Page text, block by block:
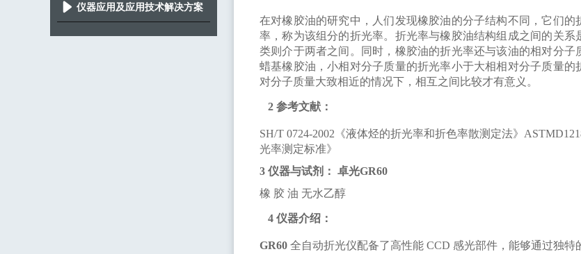
仪器应用及应用技术解决方案
在对橡胶油的研究中，人们发现橡胶油的分子结构不同，它们
率，称为该组分的折光率。折光率与橡胶油结构组成之间的关
类则介于两者之间。同时，橡胶油的折光率还与该油的相对分
蜡基橡胶油，小相对分子质量的折光率小于大相相对分子质量
对分子质量大致相近的情况下，相互之间比较才有意义。
2 参考文献：
SH/T 0724-2002 《液体烃的折光率和折色率散测定法》
光率测定标准》
3 仪器与试剂： 卓光GR60
橡 胶 油 无水乙醇
4 仪器介绍：
GR60 全自动折光仪配备了高性能 CCD 感光部件，能够通过独特